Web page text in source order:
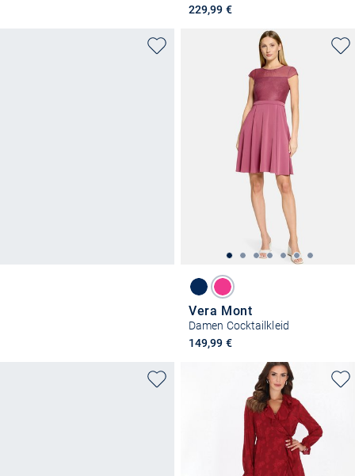
229,99 €
Vera Mont
Damen Cocktailkleid
149,99 €